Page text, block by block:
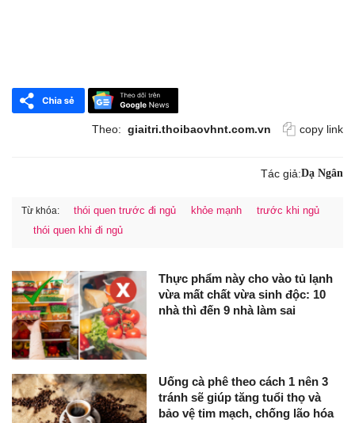
Theo: giaitri.thoibaovhnt.com.vn copy link
Tác giả:Dạ Ngân
Từ khóa: thói quen trước đi ngủ khỏe mạnh
trước khi ngủ
thói quen khi đi ngủ
Thực phẩm này cho vào tủ lạnh
vừa mất chất vừa sinh độc: 10
nhà thì đến 9 nhà làm sai
Uống cà phê theo cách 1 nên 3
tránh sẽ giúp tăng tuổi thọ và
bảo vệ tim mạch, chống lão hóa